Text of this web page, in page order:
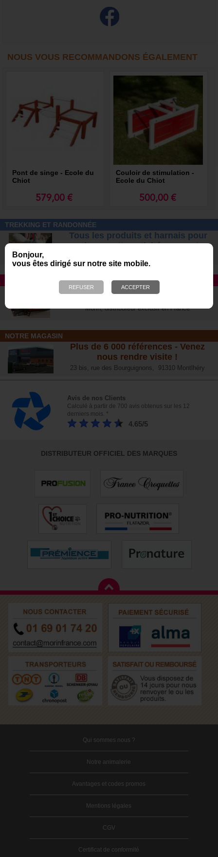
Bonjour,
vous êtes dirigé sur notre site mobile.
NOUS VOUS RECOMMANDONS ÉGALEMENT
Pont de singe - Ecole du
Chiot
579,00 €
Couloir de stimulation -
Ecole du Chiot
500,00 €
TREKKING ET RANDONNÉE
Tous les produits et harnais pour
pratiquer cette activité avec votre
TAPIS ROULANT
Avec DOG RUNNER et Dog Pacer
Morin, distributeur exclusif en France
NOTRE MAGASIN
Plus de 6 000 références - Venez
nous rendre visite !
23 bis, rue des Bourguignons, 91310 Montlhéry
Avis de nos Clients
Calculé à partir de 700 avis obtenus sur les 12
derniers mois. *
4.65/5
DISTRIBUTEUR OFFICIEL DES MARQUES
Qui sommes nous ?
Notre animalerie
Avantages et codes promos
Mentions légales
CGV
Certificat de conformité